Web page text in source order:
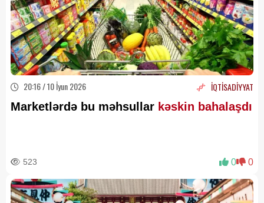
20:16 / 10 İyun 2026 İQTİSADİYYAT
Marketlərdə bu məhsullar kəskin bahalaşdı
523 0 0